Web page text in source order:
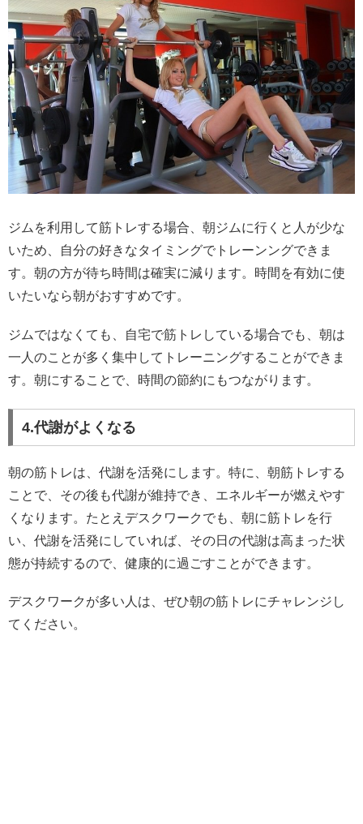
ジムを利用して筋トレする場合、朝ジムに行くと人が少な
いため、自分の好きなタイミングでトレーンングできま
す。朝の方が待ち時間は確実に減ります。時間を有効に使
いたいなら朝がおすすめです。
ジムではなくても、自宅で筋トレしている場合でも、朝は
一人のことが多く集中してトレーニングすることができま
す。朝にすることで、時間の節約にもつながります。
4.代謝がよくなる
朝の筋トレは、代謝を活発にします。特に、朝筋トレする
ことで、その後も代謝が維持でき、エネルギーが燃えやす
くなります。たとえデスクワークでも、朝に筋トレを行
い、代謝を活発にしていれば、その日の代謝は高まった状
態が持続するので、健康的に過ごすことができます。
デスクワークが多い人は、ぜひ朝の筋トレにチャレンジし
てください。